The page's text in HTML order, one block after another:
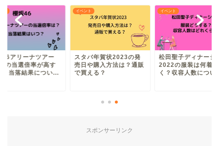
46アリーナツアー
の当選倍率が高す
！当落結果につい...
イベント
スタバ年賀状2023の発
売日や購入方法は？通販
で買える？
イベント
松田聖子ディナーシ
2022の服装は何着
く？収容人数につい
スポンサーリンク